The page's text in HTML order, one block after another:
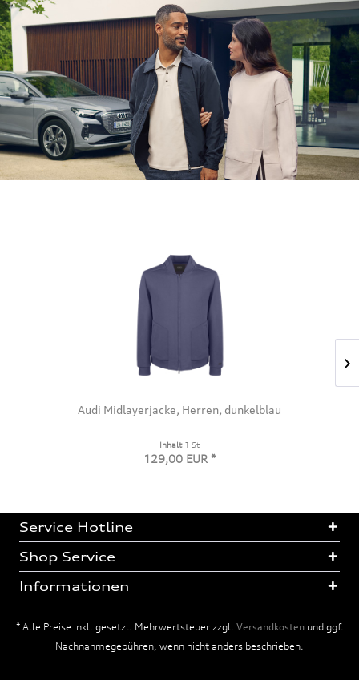
Audi Socken, Herren, schwarz
Inhalt 1 St
19,00 EUR *
Service Hotline
Shop Service
Informationen
* Alle Preise inkl. gesetzl. Mehrwertsteuer zzgl. Versandkostenund ggf.
Nachnahmegebühren, wenn nicht anders beschrieben.